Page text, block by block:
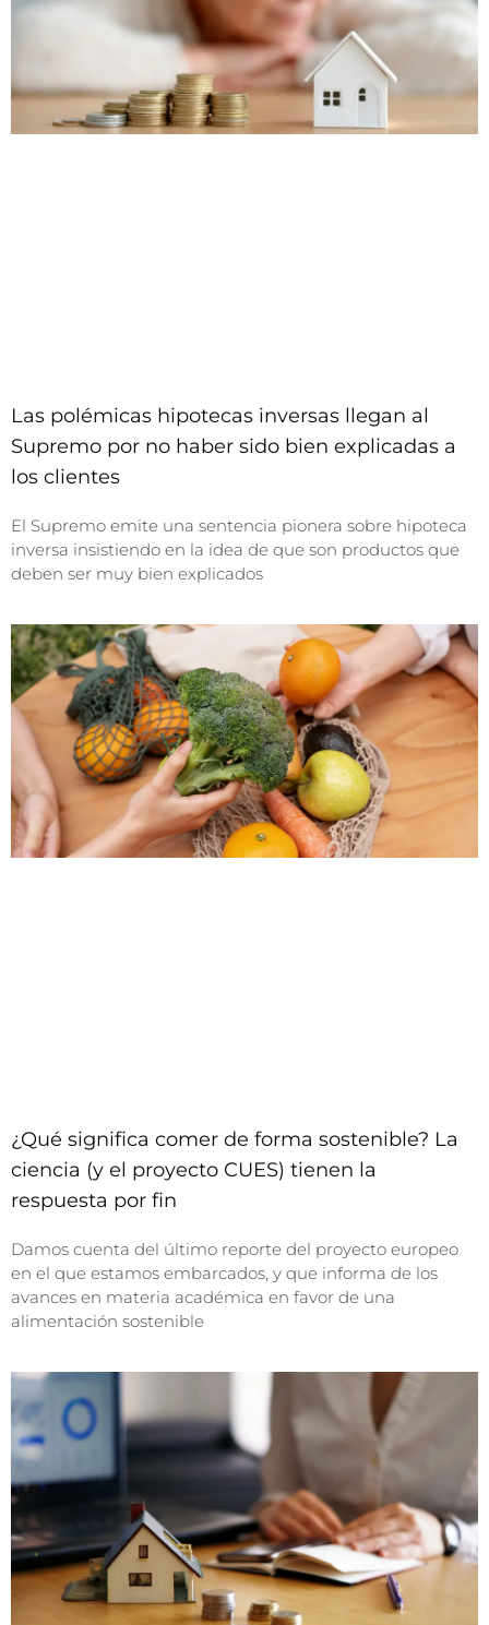
Las polémicas hipotecas inversas llegan al
Supremo por no haber sido bien explicadas a
los clientes
El Supremo emite una sentencia pionera sobre hipoteca
inversa insistiendo en la idea de que son productos que
deben ser muy bien explicados
¿Qué significa comer de forma sostenible? La
ciencia (y el proyecto CUES) tienen la
respuesta por fin
Damos cuenta del último reporte del proyecto europeo
en el que estamos embarcados, y que informa de los
avances en materia académica en favor de una
alimentación sostenible